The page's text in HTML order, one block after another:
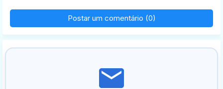
Postar um comentário (0)